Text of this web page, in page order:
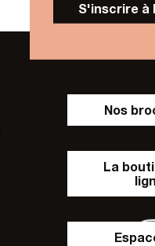
S'inscrire à
Nos
La boutique en